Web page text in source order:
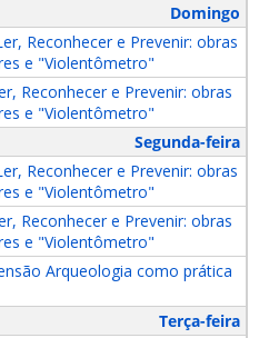
Domingo
Reconhecer e Prevenir: obras
e "Violentômetro"
Reconhecer e Prevenir: obras
e "Violentômetro"
Segunda-feira
Reconhecer e Prevenir: obras
e "Violentômetro"
Reconhecer e Prevenir: obras
e "Violentômetro"
Arqueologia como prática
Terça-feira